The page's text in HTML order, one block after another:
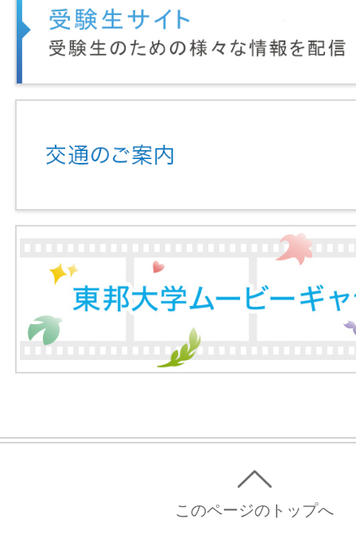
このページのトップへ